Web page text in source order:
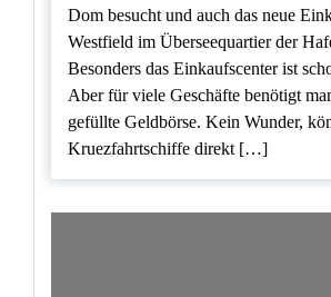
Dom besucht und auch das neue
Westfield im Überseequartier der
Besonders das Einkaufscenter ist
Aber für viele Geschäfte benötigt
gefüllte Geldbörse. Kein Wunder,
Kruezfahrtschiffe direkt […]